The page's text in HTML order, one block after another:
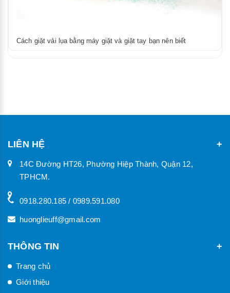
Cách giặt vải lụa bằng máy giặt và giặt tay bạn nên biết
LIÊN HỆ
14C Đường HT26, Phường Hiệp Thành, Quận 12,
TPHCM.
0918.280.185 / 0989.591.080
huonglieuff@gmail.com
THÔNG TIN
Trang chủ
Giới thiệu